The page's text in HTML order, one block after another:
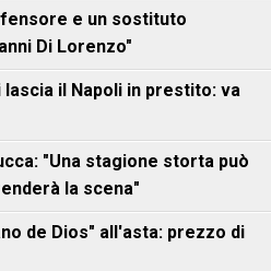
e un sostituto
Di Lorenzo"
lascia il Napoli in prestito: va
"Una stagione storta può
la scena"
de Dios" all'asta: prezzo di